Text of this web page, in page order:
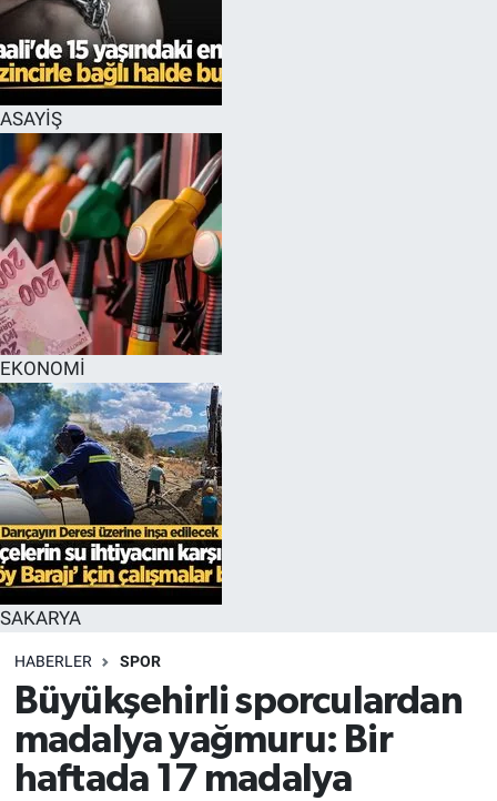
ASAYİŞ
EKONOMİ
SAKARYA
HABERLER SPOR
Büyükşehirli sporculardan
madalya yağmuru: Bir
haftada 17 madalya
EĞİTİM
ÖZEL HABER
HALK54 PANORAMA